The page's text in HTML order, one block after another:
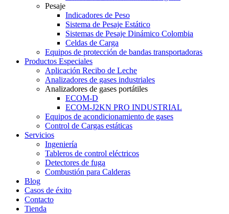
Pesaje
Indicadores de Peso
Sistema de Pesaje Estático
Sistemas de Pesaje Dinámico Colombia
Celdas de Carga
Equipos de protección de bandas transportadoras
Productos Especiales
Aplicación Recibo de Leche
Analizadores de gases industriales
Analizadores de gases portátiles
ECOM-D
ECOM-J2KN PRO INDUSTRIAL
Equipos de acondicionamiento de gases
Control de Cargas estáticas
Servicios
Ingeniería
Tableros de control eléctricos
Detectores de fuga
Combustión para Calderas
Blog
Casos de éxito
Contacto
Tienda